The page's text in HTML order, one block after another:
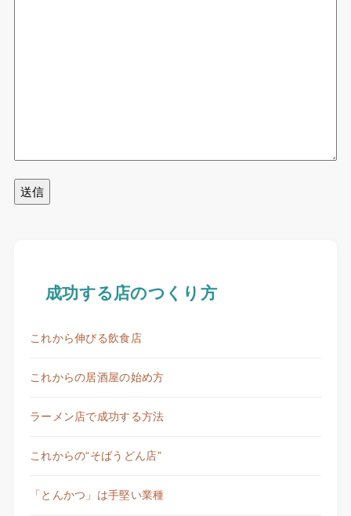
成功する店のつくり方
これから伸びる飲食店
これからの居酒屋の始め方
ラーメン店で成功する方法
これからの“そばうどん店”
「とんかつ」は手堅い業種